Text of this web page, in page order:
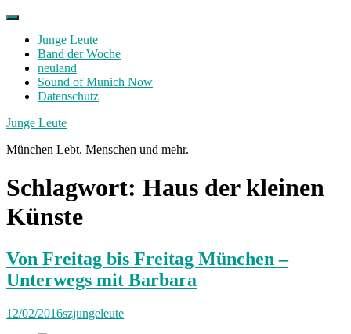
Skip
contentJunge Leute
Band der Woche
neuland
Sound of Munich Now
Datenschutz
Facebook
Twitter
Instagram
Junge Leute
München Lebt. Menschen und mehr.
Schlagwort: Haus der kleinen
Künste
Von Freitag bis Freitag München –
Unterwegs mit Barbara
12/02/2016szjungeleute